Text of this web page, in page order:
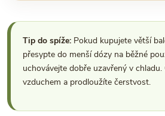
Tip do spíže: Pokud kupujete větší
přesypte do menší dózy na běžné
uchovávejte dobře uzavřený v
vzduchem a prodloužíte čerstvost.